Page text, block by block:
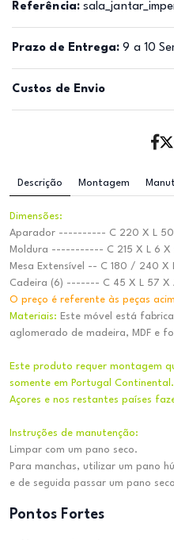
Referência:
Prazo de Entrega: 9 a 10
Custos de Envio
Descrição Montagem
Dimensões:
Aparador ---------- C 220 X L 50
Moldura ----------- C 215 X L 6 X
Mesa Extensível -- C 180 / 240 X
Cadeira (6) ------- C 45 X L 57 X
O preço é referente às peças
Materiais: Este móvel está
aglomerado de madeira, MDF e
Este produto requer montagem
somente em Portugal
Açores e nos restantes países
Instruções de manutenção:
Limpar com um pano seco.
Para manchas, utilizar um pano
e de seguida passar um pano
Pontos Fortes